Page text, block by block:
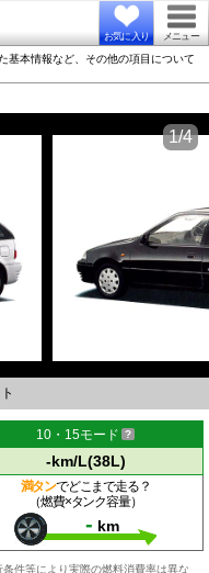
お気に入り メニュー
基本情報など、その他の項目について
1/4
10・15モード
-km/L(38L)
満タンでどこまで走る？
（燃費×タンク容量）
- km
件等により実際の燃料消費率は異な